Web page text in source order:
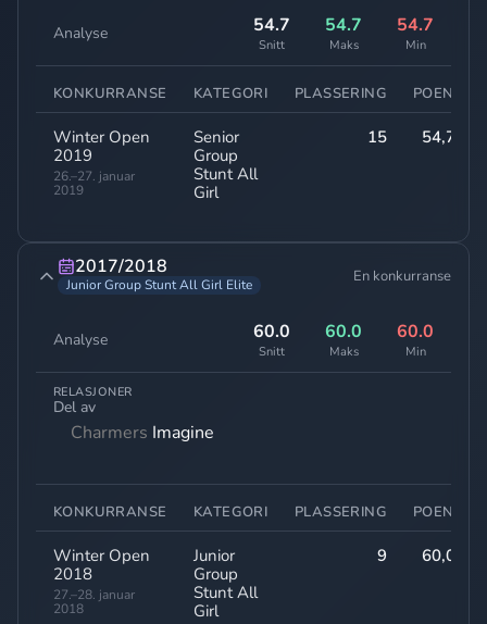
Analyse 54.7
Snitt
54.7
Maks
54.7
Min
KONKURRANSE KATEGORI PLASSERING POENG
Winter Open
2019
26.–27. januar
2019
Senior
Group
Stunt All
Girl
15 54,70
2017/2018
Junior Group Stunt All Girl Elite En konkurranse
Analyse 60.0
Snitt
60.0
Maks
60.0
Min
RELASJONER
Del av
Charmers Imagine
KONKURRANSE KATEGORI PLASSERING POENG
Winter Open
2018
27.–28. januar
2018
Junior
Group
Stunt All
Girl
9 60,00